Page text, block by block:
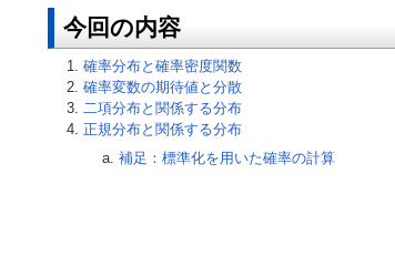
今回の内容
確率分布と確率密度関数
確率変数の期待値と分散
二項分布と関係する分布
正規分布と関係する分布
補足：標準化を用いた確率の計算